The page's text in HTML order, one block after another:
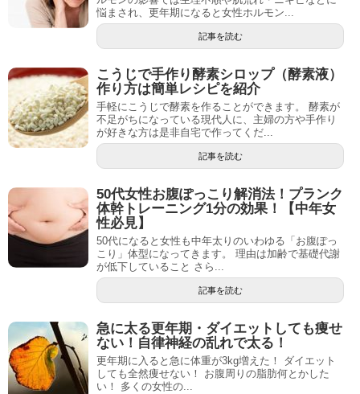
悩まされ、更年期になると女性ホルモン...
記事を読む
こうじで手作り酵素シロップ（酵素液）
作り方は簡単レシピを紹介
手軽にこうじで酵素を作ることができます。 酵素が
不足がちになっている現代人に、主婦の方や手作り
が好きな方は是非自宅で作ってくだ...
記事を読む
50代女性お腹ぽっこり解消法！プランク
体幹トレーニング1分の効果！【中年女
性必見】
50代になると女性も中年太りのいわゆる「お腹ぽっ
こり」体型になってきます。 理由は加齢で基礎代謝
が低下していること さら...
記事を読む
急に太る更年期・ダイエットしても痩せ
ない！自律神経の乱れで太る！
更年期に入ると急に体重が3kg増えた！ ダイエット
しても全然痩せない！ お腹周りの脂肪何とかした
い！ 多くの女性の...